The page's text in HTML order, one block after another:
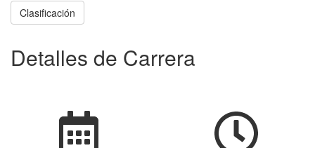
Clasificación
Detalles de Carrera